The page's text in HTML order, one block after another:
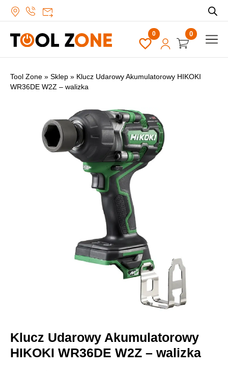
0
Tool Zone » Sklep » Klucz Udarowy Akumulatorowy HIKOKI
WR36DE W2Z – walizka
Klucz Udarowy Akumulatorowy
HIKOKI WR36DE W2Z – walizka